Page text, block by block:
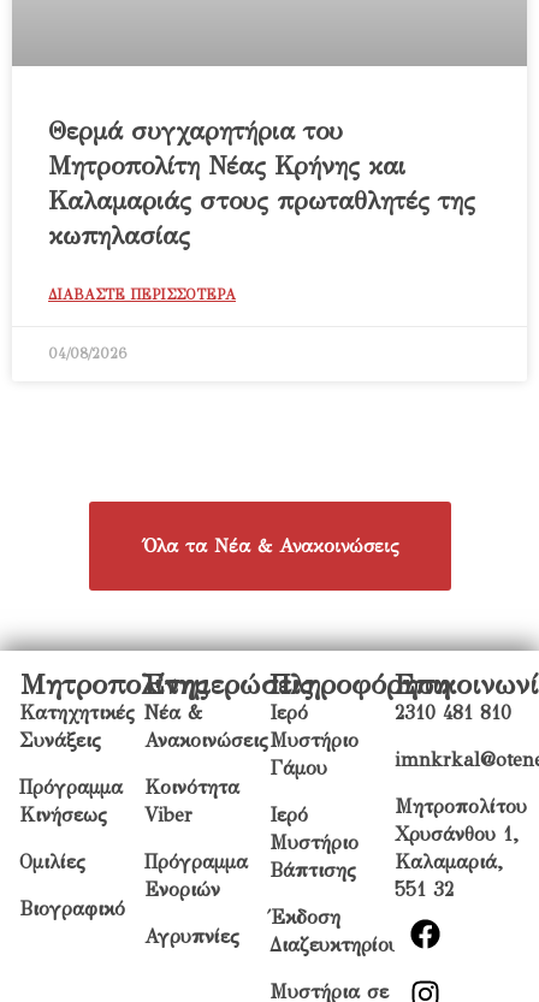
Θερμά συγχαρητήρια του
Μητροπολίτη Νέας Κρήνης και
Καλαμαριάς στους πρωταθλητές της
κωπηλασίας
ΔΙΑΒΑΣΤΕ ΠΕΡΙΣΣΟΤΕΡΑ
04/08/2026
Όλα τα Νέα & Ανακοινώσεις
Μητροπολίτης
Κατηχητικές
Συνάξεις
Πρόγραμμα
Κινήσεως
Ομιλίες
Βιογραφικό
Ενημερώσεις
Νέα &
Ανακοινώσεις
Κοινότητα
Viber
Πρόγραμμα
Ενοριών
Αγρυπνίες
Πληροφόρηση
Ιερό
Μυστήριο
Γάμου
Ιερό
Μυστήριο
Βάπτισης
Έκδοση
Διαζευκτηρίου
Μυστήρια σε
2310 481 810
Μητροπολίτου
Χρυσάνθου 1,
Καλαμαριά,
551 32